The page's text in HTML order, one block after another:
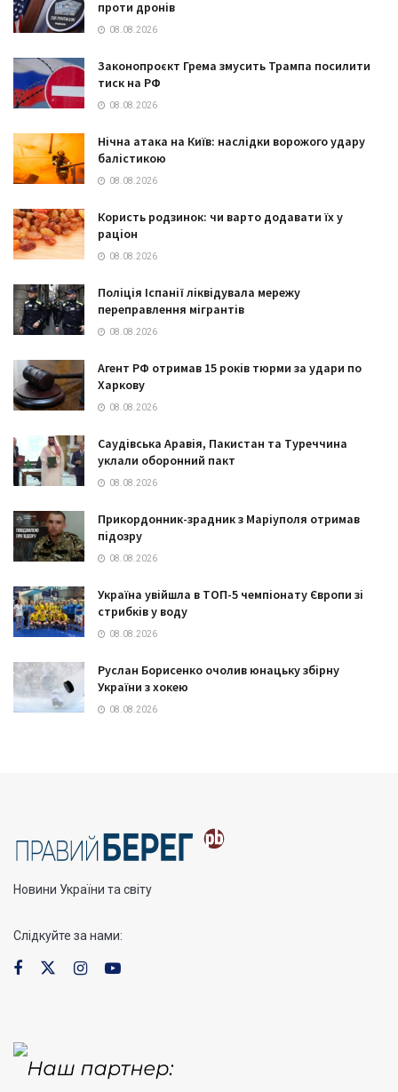
проти дронів
08.08.2026
Законопроєкт Грема змусить Трампа посилити
тиск на РФ
08.08.2026
Нічна атака на Київ: наслідки ворожого удару
балістикою
08.08.2026
Користь родзинок: чи варто додавати їх у
раціон
08.08.2026
Поліція Іспанії ліквідувала мережу
переправлення мігрантів
08.08.2026
Агент РФ отримав 15 років тюрми за удари по
Харкову
08.08.2026
Саудівська Аравія, Пакистан та Туреччина
уклали оборонний пакт
08.08.2026
Прикордонник-зрадник з Маріуполя отримав
підозру
08.08.2026
Україна увійшла в ТОП-5 чемпіонату Європи зі
стрибків у воду
08.08.2026
Руслан Борисенко очолив юнацьку збірну
України з хокею
08.08.2026
Новини України та світу
Слідкуйте за нами: